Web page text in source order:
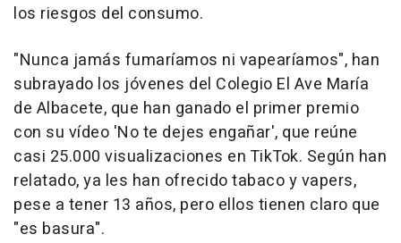
los riesgos del consumo.
"Nunca jamás fumaríamos ni vapearíamos", han
subrayado los jóvenes del Colegio El Ave María
de Albacete, que han ganado el primer premio
con su vídeo 'No te dejes engañar', que reúne
casi 25.000 visualizaciones en TikTok. Según han
relatado, ya les han ofrecido tabaco y vapers,
pese a tener 13 años, pero ellos tienen claro que
"es basura".